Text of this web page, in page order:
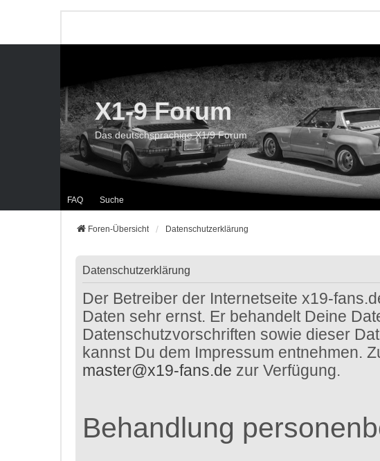
FAQ Suche
X1-9 Forum
Das deutschsprachige X1/9 Forum
Foren-Übersicht Datenschutzerklärung
Datenschutzerklärung
Der Betreiber der Internetseite x19-
Daten sehr ernst. Er behandelt Deine
Datenschutzvorschriften sowie dieser
kannst Du dem Impressum entnehmen.
master@x19-fans.de zur Verfügung.
Behandlung